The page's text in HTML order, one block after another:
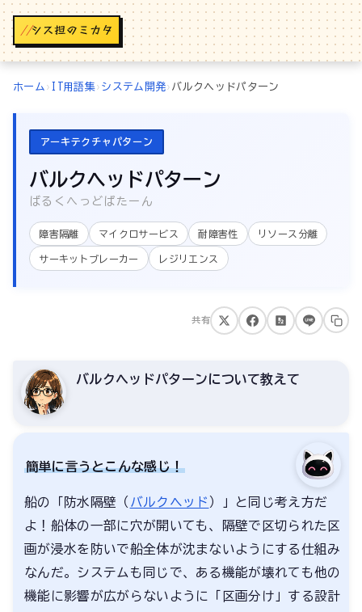
//
ホーム › IT用語集› システム開発› バルクヘッドパターン
アーキテクチャパターン
バルクヘッドパターン
ばるくへっどぱたーん
障害隔離 マイクロサービス 耐障害性 リソース分離
サーキットブレーカー レジリエンス
共有
バルクヘッドパターンについて教えて
簡単に言うとこんな感じ！
船の「防水隔壁（ バルクヘッド ）」と同じ考え方だ
よ！船体の一部に穴が開いても、隔壁で区切られた区
画が浸水を防いで船全体が沈まないようにする仕組み
なんだ。システムも同じで、ある機能が壊れても他の
機能に影響が広がらないように「区画分け」する設計